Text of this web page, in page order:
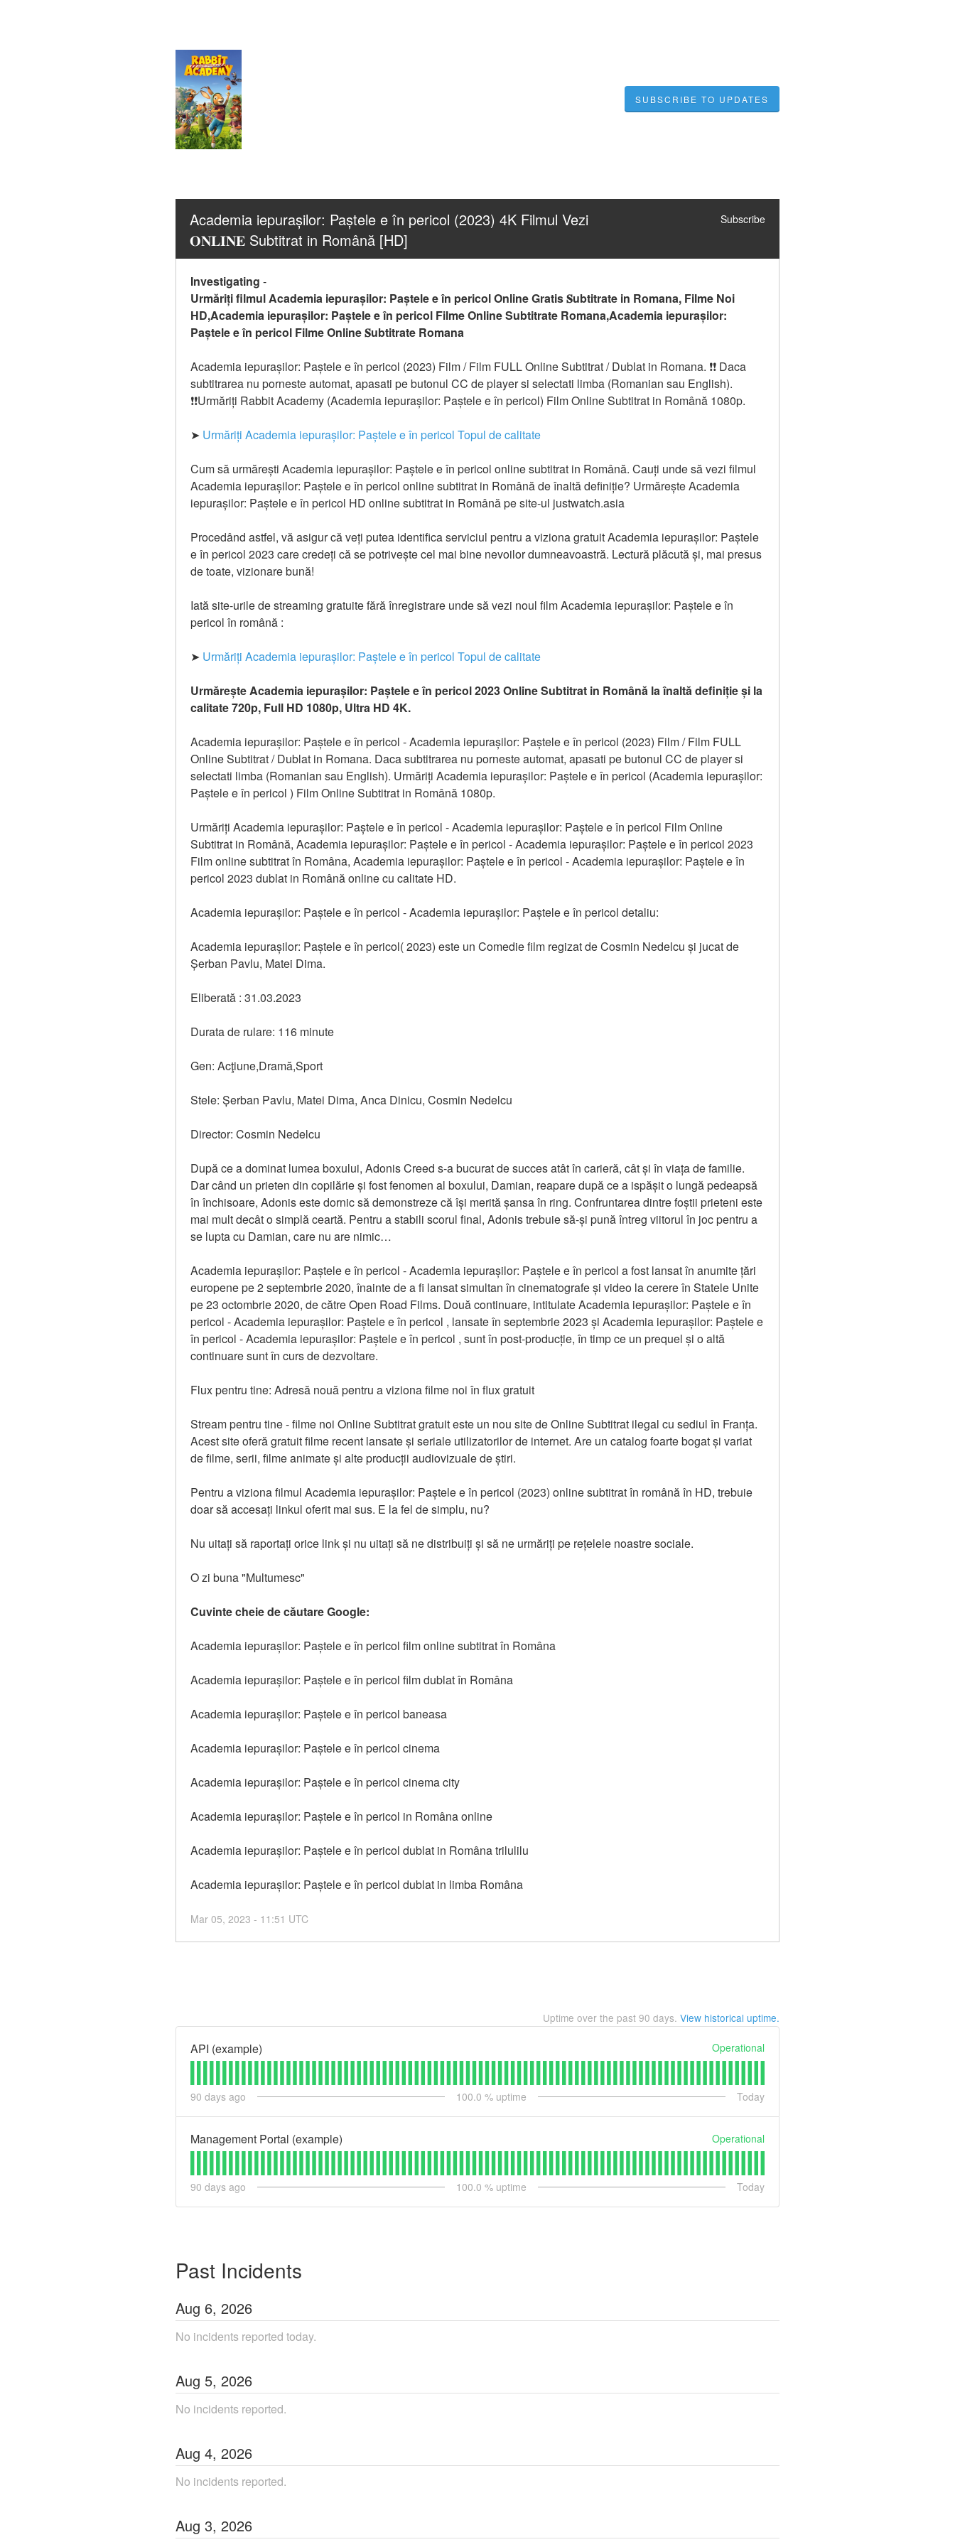
SUBSCRIBE TO UPDATES
Academia iepurașilor: Paștele e în pericol (2023) 4K Filmul Vezi
𝐎𝐍𝐋𝐈𝐍𝐄 Subtitrat in Română [HD]
Subscribe
Investigating -
Urmăriți filmul Academia iepurașilor: Paștele e în pericol Online Gratis 𝐒ubtitrate in Romana, Filme Noi
HD,Academia iepurașilor: Paștele e în pericol Filme Online Subtitrate Romana,Academia iepurașilor:
Paștele e în pericol Filme Online 𝐒ubtitrate Romana
Academia iepurașilor: Paștele e în pericol (2023) Film / Film FULL Online Subtitrat / Dublat in Romana. ❗❗️️ Daca
subtitrarea nu porneste automat, apasati pe butonul CC de player si selectati limba (Romanian sau English).
❗❗️️Urmăriți Rabbit Academy (Academia iepurașilor: Paștele e în pericol) Film Online Subtitrat in Română 1080p.
➤ Urmăriți Academia iepurașilor: Paștele e în pericol Topul de calitate
Cum să urmărești Academia iepurașilor: Paștele e în pericol online subtitrat in Română. Cauți unde să vezi filmul
Academia iepurașilor: Paștele e în pericol online subtitrat in Română de înaltă definiție? Urmărește Academia
iepurașilor: Paștele e în pericol HD online subtitrat in Română pe site-ul justwatch.asia
Procedând astfel, vă asigur că veți putea identifica serviciul pentru a viziona gratuit Academia iepurașilor: Paștele
e în pericol 2023 care credeți că se potrivește cel mai bine nevoilor dumneavoastră. Lectură plăcută și, mai presus
de toate, vizionare bună!
Iată site-urile de streaming gratuite fără înregistrare unde să vezi noul film Academia iepurașilor: Paștele e în
pericol în română :
➤ Urmăriți Academia iepurașilor: Paștele e în pericol Topul de calitate
Urmărește Academia iepurașilor: Paștele e în pericol 2023 Online Subtitrat in Română la înaltă definiție și la
calitate 720p, Full HD 1080p, Ultra HD 4K.
Academia iepurașilor: Paștele e în pericol - Academia iepurașilor: Paștele e în pericol (2023) Film / Film FULL
Online Subtitrat / Dublat in Romana. Daca subtitrarea nu porneste automat, apasati pe butonul CC de player si
selectati limba (Romanian sau English). Urmăriți Academia iepurașilor: Paștele e în pericol (Academia iepurașilor:
Paștele e în pericol ) Film Online Subtitrat in Română 1080p.
Urmăriți Academia iepurașilor: Paștele e în pericol - Academia iepurașilor: Paștele e în pericol Film Online
Subtitrat in Română, Academia iepurașilor: Paștele e în pericol - Academia iepurașilor: Paștele e în pericol 2023
Film online subtitrat în Româna, Academia iepurașilor: Paștele e în pericol - Academia iepurașilor: Paștele e în
pericol 2023 dublat in Română online cu calitate HD.
Academia iepurașilor: Paștele e în pericol - Academia iepurașilor: Paștele e în pericol detaliu:
Academia iepurașilor: Paștele e în pericol( 2023) este un Comedie film regizat de Cosmin Nedelcu și jucat de
Șerban Pavlu, Matei Dima.
Eliberată : 31.03.2023
Durata de rulare: 116 minute
Gen: Acţiune,Dramă,Sport
Stele: Șerban Pavlu, Matei Dima, Anca Dinicu, Cosmin Nedelcu
Director: Cosmin Nedelcu
După ce a dominat lumea boxului, Adonis Creed s-a bucurat de succes atât în carieră, cât și în viața de familie.
Dar când un prieten din copilărie și fost fenomen al boxului, Damian, reapare după ce a ispășit o lungă pedeapsă
în închisoare, Adonis este dornic să demonstreze că își merită șansa în ring. Confruntarea dintre foștii prieteni este
mai mult decât o simplă ceartă. Pentru a stabili scorul final, Adonis trebuie să-și pună întreg viitorul în joc pentru a
se lupta cu Damian, care nu are nimic…
Academia iepurașilor: Paștele e în pericol - Academia iepurașilor: Paștele e în pericol a fost lansat în anumite țări
europene pe 2 septembrie 2020, înainte de a fi lansat simultan în cinematografe și video la cerere în Statele Unite
pe 23 octombrie 2020, de către Open Road Films. Două continuare, intitulate Academia iepurașilor: Paștele e în
pericol - Academia iepurașilor: Paștele e în pericol , lansate în septembrie 2023 și Academia iepurașilor: Paștele e
în pericol - Academia iepurașilor: Paștele e în pericol , sunt în post-producție, în timp ce un prequel și o altă
continuare sunt în curs de dezvoltare.
Flux pentru tine: Adresă nouă pentru a viziona filme noi în flux gratuit
Stream pentru tine - filme noi Online Subtitrat gratuit este un nou site de Online Subtitrat ilegal cu sediul în Franța.
Acest site oferă gratuit filme recent lansate și seriale utilizatorilor de internet. Are un catalog foarte bogat și variat
de filme, serii, filme animate și alte producții audiovizuale de știri.
Pentru a viziona filmul Academia iepurașilor: Paștele e în pericol (2023) online subtitrat în română în HD, trebuie
doar să accesați linkul oferit mai sus. E la fel de simplu, nu?
Nu uitați să raportați orice link și nu uitați să ne distribuiți și să ne urmăriți pe rețelele noastre sociale.
O zi buna "Multumesc"
Cuvinte cheie de căutare Google:
Academia iepurașilor: Paștele e în pericol film online subtitrat în Româna
Academia iepurașilor: Paștele e în pericol film dublat în Româna
Academia iepurașilor: Paștele e în pericol baneasa
Academia iepurașilor: Paștele e în pericol cinema
Academia iepurașilor: Paștele e în pericol cinema city
Academia iepurașilor: Paștele e în pericol in Româna online
Academia iepurașilor: Paștele e în pericol dublat in Româna trilulilu
Academia iepurașilor: Paștele e în pericol dublat in limba Româna
Mar 05, 2023 - 11:51 UTC
Uptime over the past 90 days. View historical uptime.
API (example) Operational
90 days ago 100.0 % uptime Today
Management Portal (example) Operational
90 days ago 100.0 % uptime Today
Past Incidents
Aug 6, 2026
No incidents reported today.
Aug 5, 2026
No incidents reported.
Aug 4, 2026
No incidents reported.
Aug 3, 2026